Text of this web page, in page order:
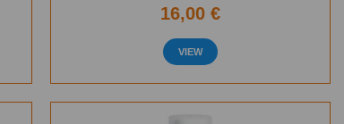
16,00 €
VIEW